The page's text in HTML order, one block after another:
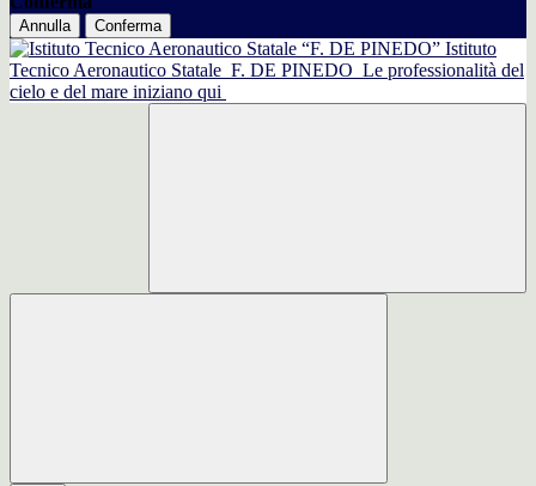
Annulla Conferma
Istituto
Tecnico Aeronautico Statale F. DE PINEDO Le professionalità del
cielo e del mare iniziano qui